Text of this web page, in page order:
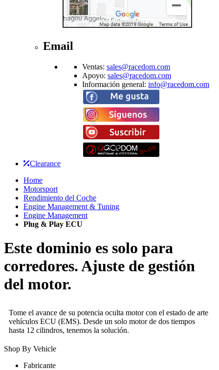
Email
Ventas: sales@racedom.com
Apoyo: sales@racedom.com
Información general: info@racedom.com
Clearance
Home
Motorsport
Rendimiento del Coche
Engine Management & Tuning
Engine Management
Plug & Play ECU
Este dominio es solo para
corredores. Ajuste de gestión
del motor.
Tome el avance de su potencia oculta motor con el estado de arte
vehículos ECU (EMS). Desde un solo motor de dos tiempos
hasta 12 cilindros, tenemos la solución.
Shop By Vehicle
Fabricante